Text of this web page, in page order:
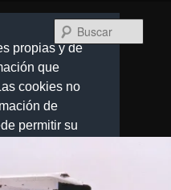
propias y de
que
cookies no
de
permitir su
cambiar su
nuestra